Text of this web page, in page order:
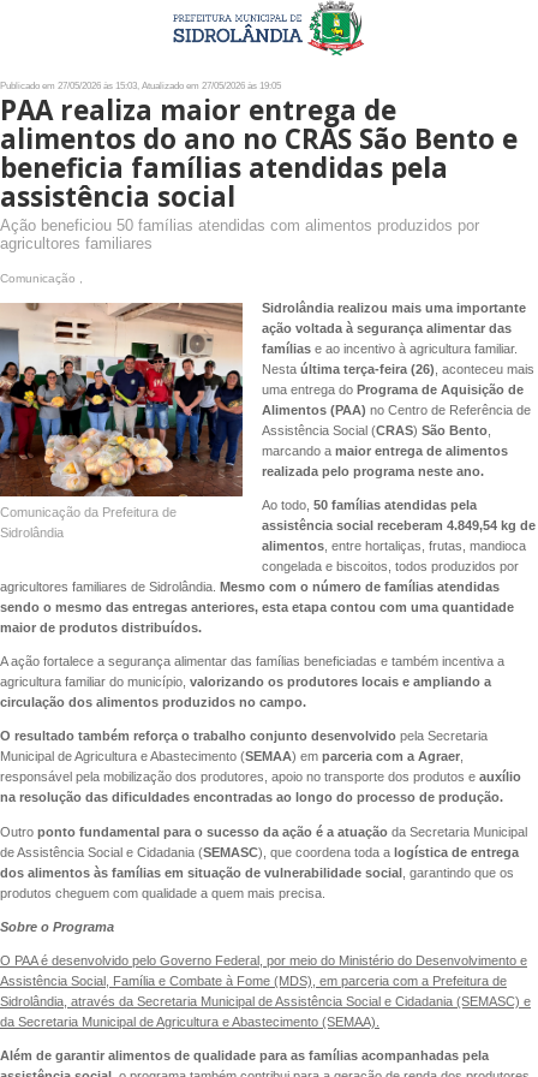
Publicado em 27/05/2026 às 15:03, Atualizado em 27/05/2026 às 19:05
PAA realiza maior entrega de
alimentos do ano no CRAS São Bento e
beneficia famílias atendidas pela
assistência social
Ação beneficiou 50 famílias atendidas com alimentos produzidos por
agricultores familiares
Comunicação ,
Comunicação da Prefeitura de
Sidrolândia
Sidrolândia realizou mais uma importante
ação voltada à segurança alimentar das
famíliase ao incentivo à agricultura familiar.
Nestaúltima terça-feira (26) , aconteceu mais
uma entrega doPrograma de Aquisição de
Alimentos (PAA) no Centro de Referência de
Assistência Social (CRAS) São Bento,
marcando a maior entrega de alimentos
realizada pelo programa neste ano.
Ao todo, 50 famílias atendidas pela
assistência social receberam 4.849,54 kg de
alimentos, entre hortaliças, frutas, mandioca
congelada e biscoitos, todos produzidos por
agricultores familiares de Sidrolândia. Mesmo com o número de famílias atendidas
sendo o mesmo das entregas anteriores, esta etapa contou com uma quantidade
maior de produtos distribuídos.
A ação fortalece a segurança alimentar das famílias beneficiadas e também incentiva a
agricultura familiar do município, valorizando os produtores locais e ampliando a
circulação dos alimentos produzidos no campo.
O resultado também reforça o trabalho conjunto desenvolvido pela Secretaria
Municipal de Agricultura e Abastecimento (SEMAA) em parceria com a Agraer
responsável pela mobilização dos produtores, apoio no transporte dos produtos e auxílio
na resolução das dificuldades encontradas ao longo do processo de produção.
Outro ponto fundamental para o sucesso da ação é a atuação da Secretaria Municipal
de Assistência Social e Cidadania (SEMASC), que coordena toda a logística de entrega
dos alimentos às famílias em situação de vulnerabilidade social , garantindo que os
produtos cheguem com qualidade a quem mais precisa.
Sobre o Programa
O PAA é desenvolvido pelo Governo Federal, por meio do Ministério do Desenvolvimento e
Assistência Social, Família e Combate à Fome (MDS), em parceria com a Prefeitura de
Sidrolândia, através da Secretaria Municipal de Assistência Social e Cidadania (SEMASC) e
da Secretaria Municipal de Agricultura e Abastecimento (SEMAA).
Além de garantir alimentos de qualidade para as famílias acompanhadas pela